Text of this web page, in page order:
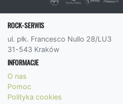
ROCK-SERWIS
ul. płk. Francesco Nullo 28/LU3
31-543 Kraków
INFORMACJE
O nas
Pomoc
Polityka cookies